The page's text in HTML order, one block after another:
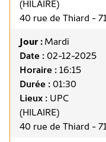
(HILAIRE)
40 rue de Thiard -
Jour :Mardi
Date :02-12-2025
Horaire :16:15
Durée :01:30
Lieux : UPC
(HILAIRE)
40 rue de Thiard -